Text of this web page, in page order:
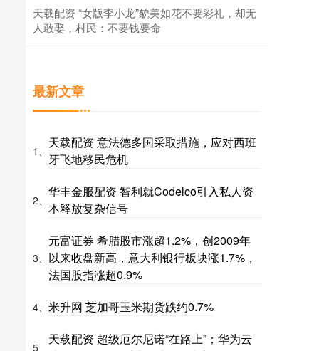
天载配资 “女版李小龙”貌美如花不要彩礼，却无
人敢娶，村民：不要钱要命
最新文章
1、
天载配资 意法德多国采取措施，应对西班
牙飞地移民危机
2、
华丰金服配资 智利就Codelco引入私人资
本释放复杂信号
3、
元富证券 希腊股市涨超1.2%，创2009年
以来收盘新高，意大利银行板块涨1.7%，
法国股指涨超0.9%
4、 米升网 芝加哥玉米期货跌约0.7%
5、
天载配资 超级厄尔尼诺“在路上”；华为云